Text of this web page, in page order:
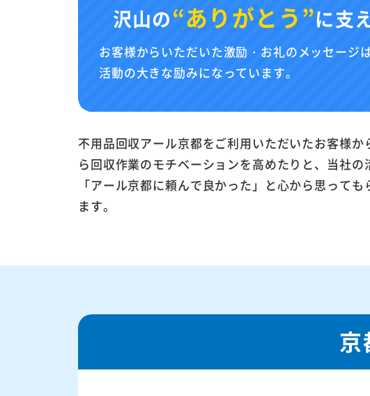
沢山の“ありがとう”に支
お客様からいただいた激励・お礼のメッセージ
活動の大きな励みになっています。
不用品回収アール京都をご利用いただいたお客様
ら回収作業のモチベーションを高めたりと、当社
「アール京都に頼んで良かった」と心から思って
ます。